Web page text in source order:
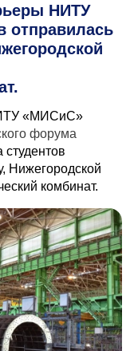
НИТУ
отправилась
«МИСиС»
форума
студентов
Нижегородской
комбинат.